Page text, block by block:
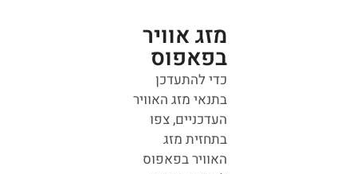
מזג אוויר
בפאפוס
כדי להתעדכן
בתנאי מזג האוויר
העדכניים, צפו
בתחזית מזג
האוויר בפאפוס